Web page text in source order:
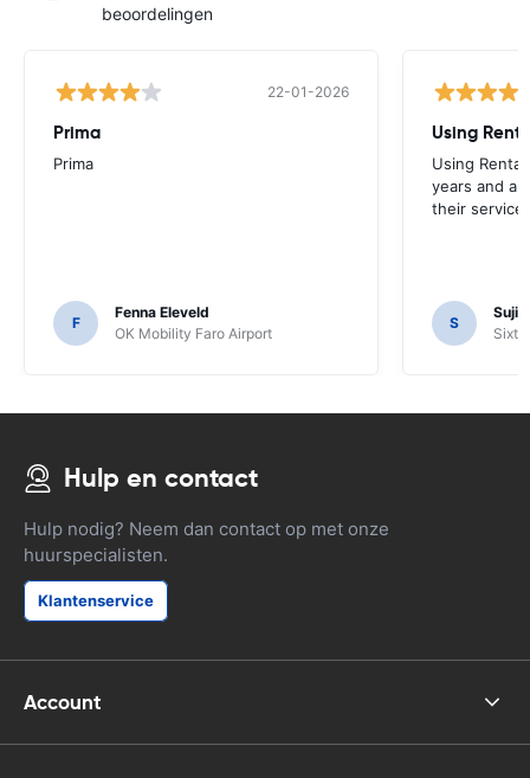
beoordelingen
22-01-2026
Prima
Prima
F
Fenna Eleveld
OK Mobility Faro Airport
Using
Using
years and
their service.
S
Sixt
Hulp en contact
Hulp nodig? Neem dan contact op met onze
huurspecialisten.
Klantenservice
Account